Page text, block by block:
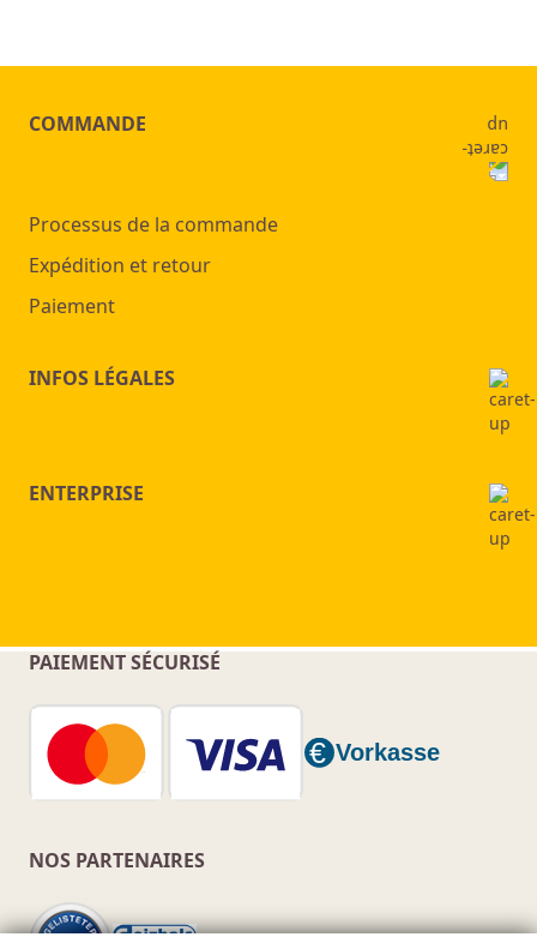
COMMANDE
Processus de la commande
Expédition et retour
Paiement
INFOS LÉGALES
ENTERPRISE
PAIEMENT SÉCURISÉ
NOS PARTENAIRES